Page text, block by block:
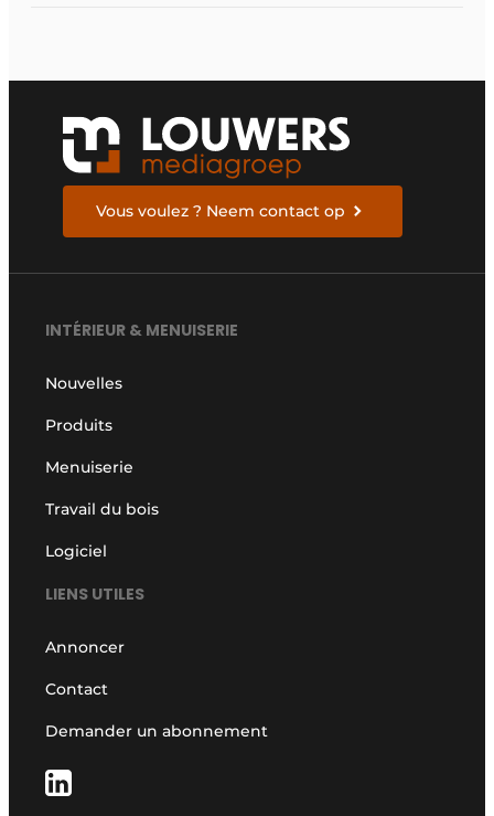
Vous voulez ? Neem contact op
INTÉRIEUR & MENUISERIE
Nouvelles
Produits
Menuiserie
Travail du bois
Logiciel
LIENS UTILES
Annoncer
Contact
Demander un abonnement